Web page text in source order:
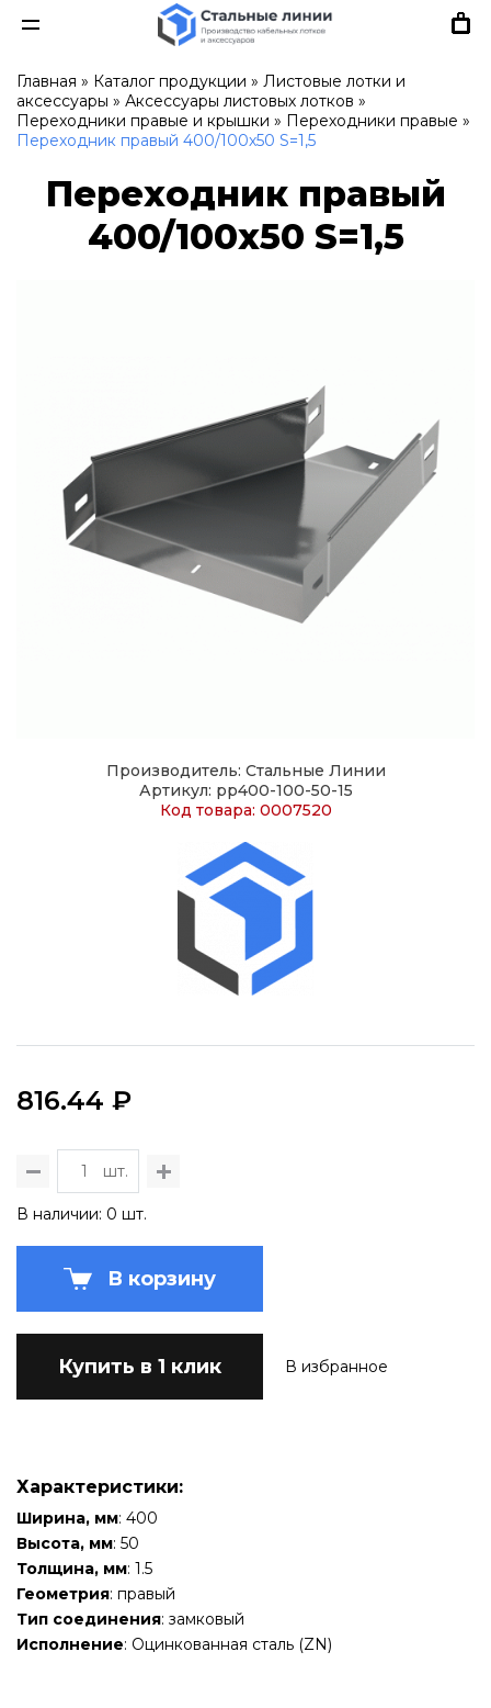
Главная » Каталог продукции » Листовые лотки и
аксессуары » Аксессуары листовых лотков »
Переходники правые и крышки » Переходники правые »
Переходник правый 400/100х50 S=1,5
Переходник правый
400/100х50 S=1,5
Производитель: Стальные Линии
Артикул: pp400-100-50-15
Код товара: 0007520
816.44 ₽
шт.
В наличии: 0 шт.
В корзину
Купить в 1 клик В избранное
Характеристики:
Ширина, мм: 400
Высота, мм: 50
Толщина, мм: 1.5
Геометрия: правый
Тип соединения: замковый
Исполнение: Оцинкованная сталь (ZN)